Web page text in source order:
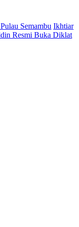
Semambu Ikhtiar
Resmi Buka Diklat